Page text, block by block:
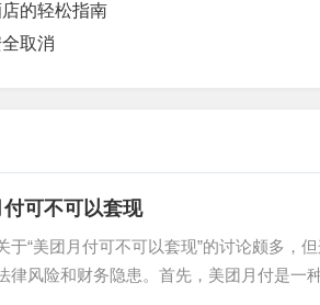
的轻松指南
取消
付可不可以套现
于“美团月付可不可以套现”的讨论颇多，
律风险和财务隐患。首先，美团月付是一